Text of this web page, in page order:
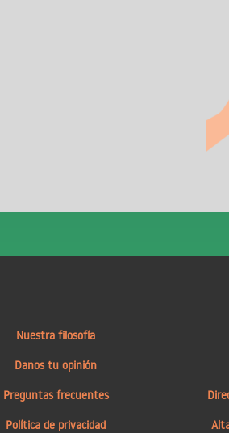
Nuestra filosofía
Danos tu opinión
Preguntas frecuentes
Política de privacidad